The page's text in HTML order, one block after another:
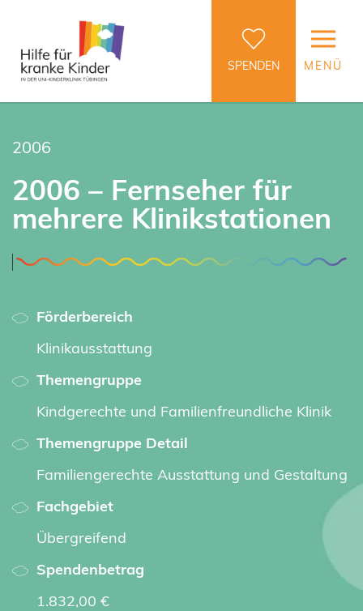
SPENDEN MENÜ
2006
2006 – Fernseher für
mehrere Klinikstationen
Förderbereich
Klinikausstattung
Themengruppe
Kindgerechte und Familienfreundliche Klinik
Themengruppe Detail
Familiengerechte Ausstattung und Gestaltung
Fachgebiet
Übergreifend
Spendenbetrag
1.832,00 €